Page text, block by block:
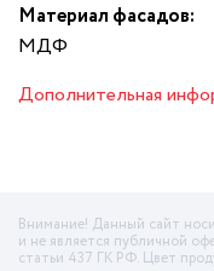
Материал фасадов:
МДФ
Дополнительная
Внимание! Данный сайт
и не является публичной
статьи 437 ГК РФ. Цвет